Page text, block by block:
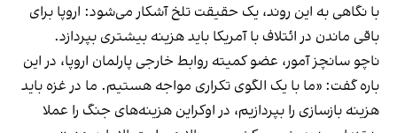
با نگاهی به این روند، یک حقیقت تلخ آشکار می‌شود: اروپا برای
باقی ماندن در ائتلاف با آمریکا باید هزینه بیشتری بپردازد.
ناچو سانچز آمور، عضو کمیته روابط خارجی پارلمان اروپا، در این
باره گفت: «ما با یک الگوی تکراری مواجه هستیم. ما در غزه باید
هزینه بازسازی را بپردازیم، در اوکراین هزینه‌های جنگ را عملا